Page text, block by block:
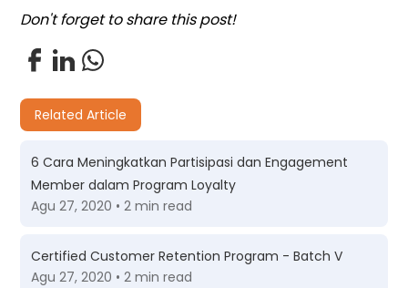
Don't forget to share this post!
Related Article
6 Cara Meningkatkan Partisipasi dan Engagement
Member dalam Program Loyalty
Agu 27, 2020 • 2 min read
Certified Customer Retention Program - Batch V
Agu 27, 2020 • 2 min read